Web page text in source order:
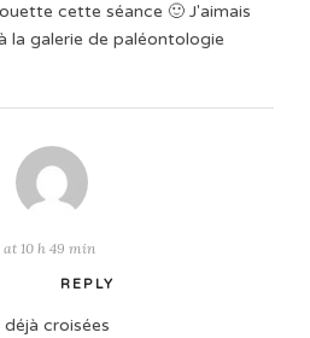
cette séance 🙂 J'aimais
la galerie de paléontologie
at 10 h 49 min
REPLY
croisées